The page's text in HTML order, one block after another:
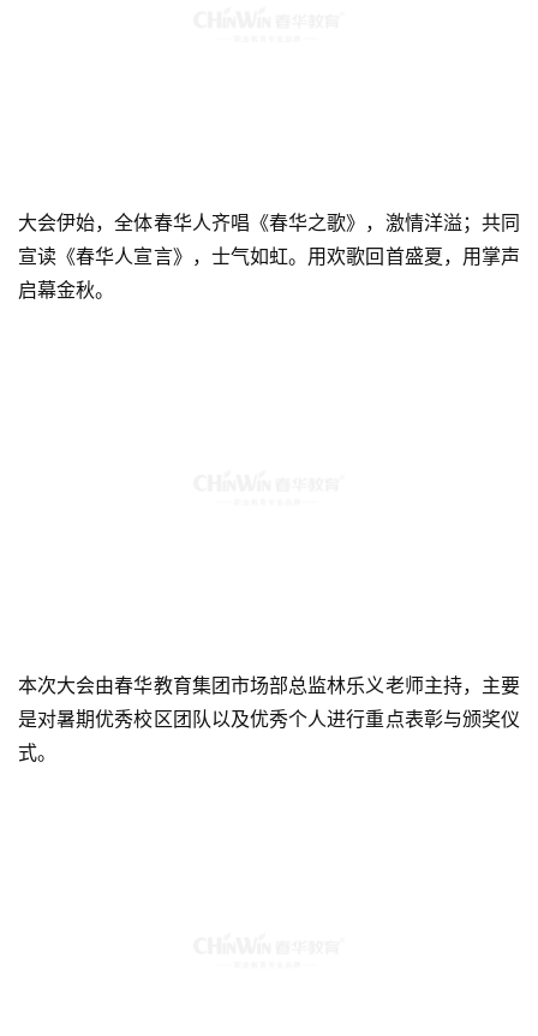
大会伊始，全体春华人齐唱《春华之歌》，激情洋溢；共同
宣读《春华人宣言》，士气如虹。用欢歌回首盛夏，用掌声
启幕金秋。
本次大会由春华教育集团市场部总监林乐义老师主持，主要
是对暑期优秀校区团队以及优秀个人进行重点表彰与颁奖仪
式。